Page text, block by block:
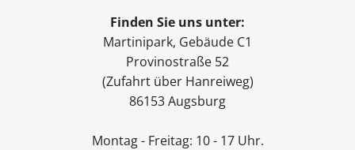
Finden Sie uns unter:
Martinipark, Gebäude C1
Provinostraße 52
(Zufahrt über Hanreiweg)
86153 Augsburg
Montag - Freitag: 10 - 17 Uhr.